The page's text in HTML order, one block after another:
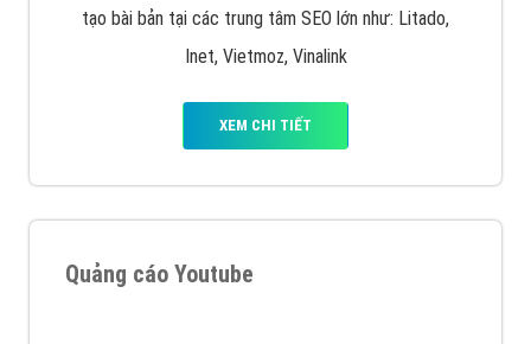
tạo bài bản tại các trung tâm SEO lớn như: Litado,
Inet, Vietmoz, Vinalink
XEM CHI TIẾT
Quảng cáo Youtube